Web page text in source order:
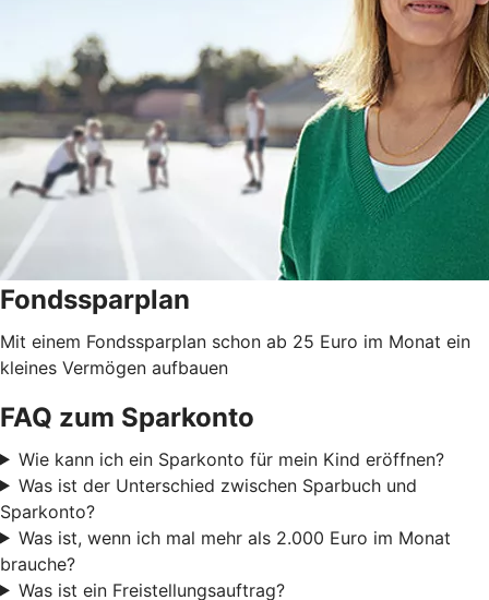
Fondssparplan
Mit einem Fondssparplan schon ab 25 Euro im Monat ein
kleines Vermögen aufbauen
FAQ zum Sparkonto
Wie kann ich ein Sparkonto für mein Kind eröffnen?
Was ist der Unterschied zwischen Sparbuch und
Sparkonto?
Was ist, wenn ich mal mehr als 2.000 Euro im Monat
brauche?
Was ist ein Freistellungsauftrag?